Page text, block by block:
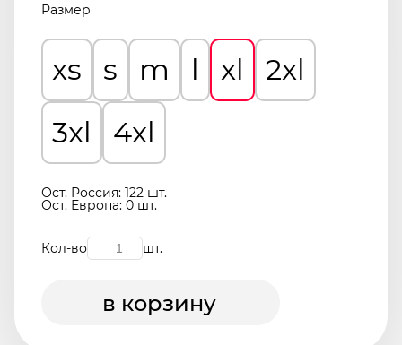
Размер
xs s m l xl
2xl
3xl
4xl
Ост. Россия: 122 шт.
Ост. Европа: 0 шт.
Кол-во шт.
в корзину